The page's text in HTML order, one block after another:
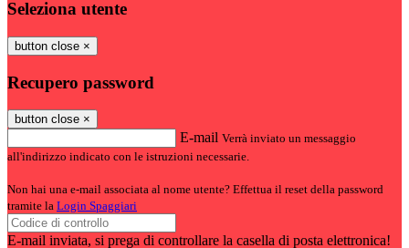
Seleziona utente
button close ×
Recupero password
button close ×
E-mail Verrà inviato un messaggio
all'indirizzo indicato con le istruzioni necessarie.
Non hai una e-mail associata al nome utente? Effettua il reset della password
tramite la Login Spaggiari
E-mail inviata, si prega di controllare la casella di posta elettronica!